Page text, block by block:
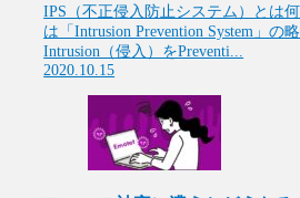
IPS（不正侵入防止システム）とは何
は「Intrusion Prevention System」の略
Intrusion（侵入）をPreventi...
2020.10.15